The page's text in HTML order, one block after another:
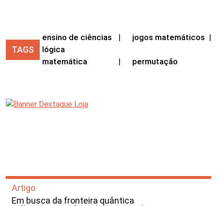
TAGS
ensino de ciências | jogos matemáticos |
lógica
matemática
| permutação
Artigo
Em busca da fronteira quântica